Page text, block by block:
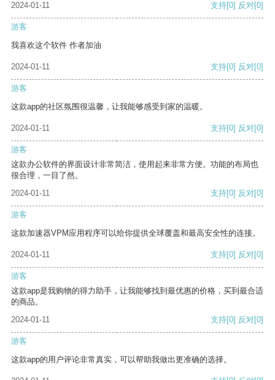
2024-01-11 支持[0] 反对[0]
游客
我喜欢这个软件 作者加油
2024-01-11 支持[0] 反对[0]
游客
这款app的社区氛围很温馨，让我能够感受到家的温暖。
2024-01-11 支持[0] 反对[0]
游客
这款办公软件的界面设计非常简洁，使用起来非常方便。功能的布局也
很合理，一目了然。
2024-01-11
支持[0] 反对[0]
游客
这款加速器VPM应用程序可以给你提供全球覆盖和最高安全性的连接。
2024-01-11 支持[0] 反对[0]
游客
这款app是我购物的得力助手，让我能够找到最优惠的价格，买到最合适
的商品。
2024-01-11
支持[0] 反对[0]
游客
这款app的用户评论非常真实，可以帮助我做出更准确的选择。